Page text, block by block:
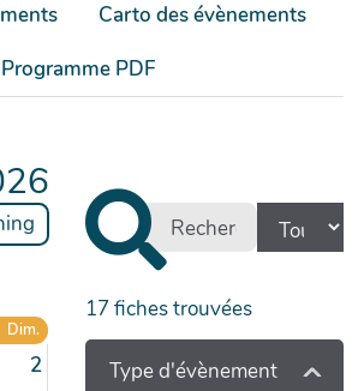
Carto des évènements
Programme PDF
17fiches trouvées
Type d'évènement
Dim.
2